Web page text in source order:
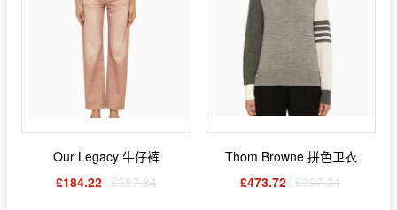
Our Legacy 牛仔裤
£184.22 £387.84
Thom Browne 拼色卫衣
£473.72 £997.31